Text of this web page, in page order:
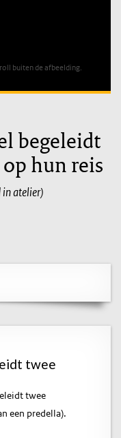
buiten de afbeelding.
begeleidt
hun reis
in atelier)
twee
twee
een predella).